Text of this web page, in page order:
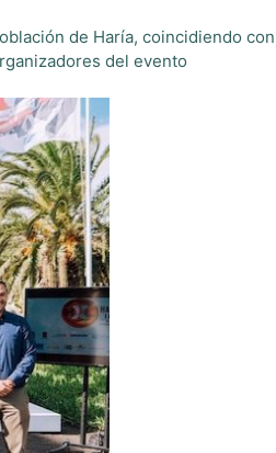
de Haría, coincidiendo
del evento